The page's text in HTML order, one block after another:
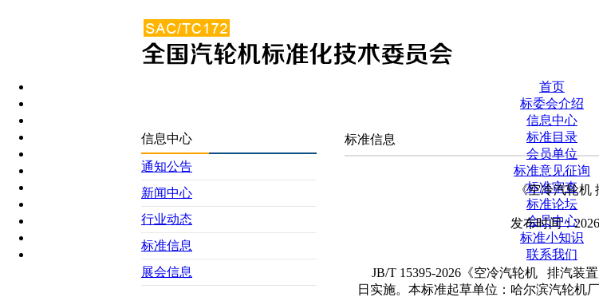
首页
标委会介绍
信息中心
标准目录
会员单位
标准意见征询
标准审查
标准论坛
会员中心
标准小知识
联系我们
信息中心
通知公告
新闻中心
行业动态
标准信息
展会信息
标准信息
《空冷汽轮
发布时间：
JB/T 15395-2026《空冷汽轮机 排汽装置
日实施。本标准起草单位：哈尔滨汽轮机